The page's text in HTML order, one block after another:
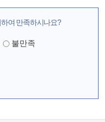
여 만족하시나요?
불만족